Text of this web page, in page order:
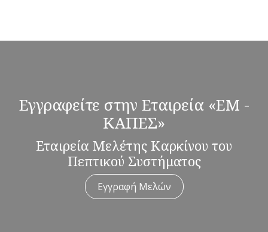
Εγγραφείτε στην Εταιρεία «ΕΜ -
ΚΑΠΕΣ»
Εταιρεία Μελέτης Καρκίνου του
Πεπτικού Συστήματος
Εγγραφή Μελών